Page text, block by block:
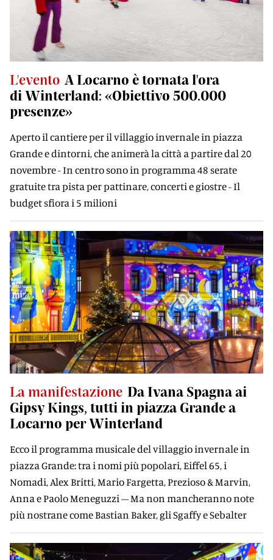
L'evento A Locarno è tornata l'ora
di Winterland: «Obiettivo 500.000
presenze»
Aperto il cantiere per il villaggio invernale in piazza
Grande e dintorni, che animerà la città a partire dal 20
novembre - In centro sono in programma 48 serate
gratuite tra pista per pattinare, concerti e giostre - Il
budget sfiora i 5 milioni
La manifestazione Da Ivana Spagna ai
Gipsy Kings, tutti in piazza Grande a
Locarno per Winterland
Ecco il programma musicale del villaggio invernale in
piazza Grande: tra i nomi più popolari, Eiffel 65, i
Nomadi, Alex Britti, Mario Fargetta, Prezioso & Marvin,
Anna e Paolo Meneguzzi – Ma non mancheranno note
più nostrane come Bastian Baker, gli Sgaffy e Sebalter